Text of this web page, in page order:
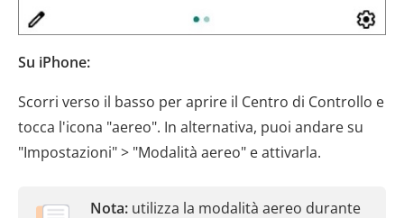
Su iPhone:
Scorri verso il basso per aprire il Centro di Controllo e
tocca l'icona "aereo". In alternativa, puoi andare su
"Impostazioni" > "Modalità aereo" e attivarla.
Nota: utilizza la modalità aereo durante